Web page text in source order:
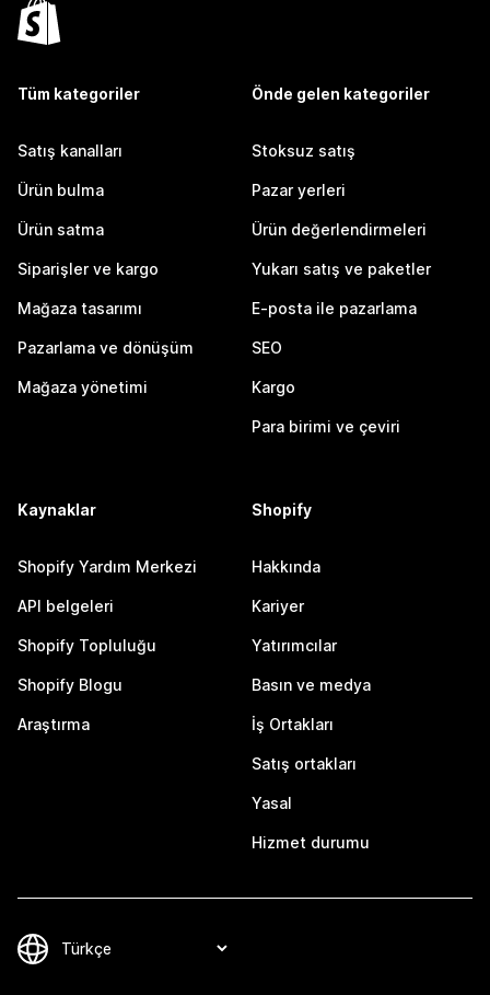
Tüm kategoriler
Satış kanalları
Ürün bulma
Ürün satma
Siparişler ve kargo
Mağaza tasarımı
Pazarlama ve dönüşüm
Mağaza yönetimi
Önde gelen kategoriler
Stoksuz satış
Pazar yerleri
Ürün değerlendirmeleri
Yukarı satış ve paketler
E-posta ile pazarlama
SEO
Kargo
Para birimi ve çeviri
Kaynaklar
Shopify Yardım Merkezi
API belgeleri
Shopify Topluluğu
Shopify Blogu
Araştırma
Shopify
Hakkında
Kariyer
Yatırımcılar
Basın ve medya
İş Ortakları
Satış ortakları
Yasal
Hizmet durumu